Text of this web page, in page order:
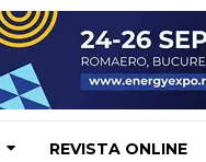
REVISTA ONLINE